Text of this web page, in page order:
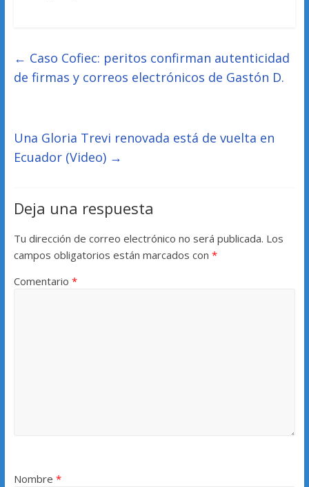
← Caso Cofiec: peritos confirman autenticidad
de firmas y correos electrónicos de Gastón D.
Una Gloria Trevi renovada está de vuelta en
Ecuador (Video) →
Deja una respuesta
Tu dirección de correo electrónico no será publicada. Los
campos obligatorios están marcados con *
Comentario *
Nombre *